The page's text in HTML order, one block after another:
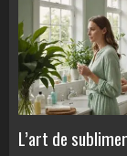
L’art de